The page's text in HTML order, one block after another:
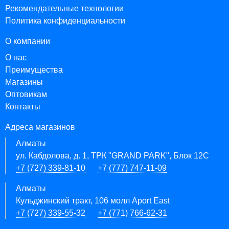
Рекомендательные технологии
Политика конфиденциальности
О компании
О нас
Преимущества
Магазины
Оптовикам
Контакты
Адреса магазинов
Алматы
ул. Кабдолова, д. 1, ТРК "GRAND PARK", Блок 12C
+7 (727) 339-81-10
+7 (777) 747-11-09
Алматы
Кульджинский тракт, 106 молл Aport East
+7 (727) 339-55-32
+7 (771) 766-62-31